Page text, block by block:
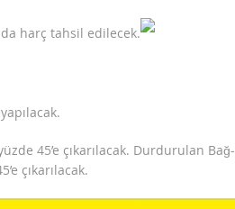
harç tahsil edilecek.
45’e çıkarılacak. Durdurulan Bağ-
çıkarılacak.